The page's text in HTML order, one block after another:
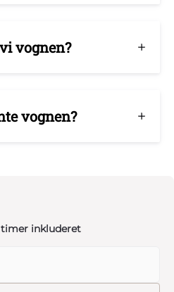
vognen?
vognen?
timer inkluderet